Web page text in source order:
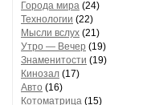
Города мира (24)
Технологии (22)
Мысли вслух (21)
Утро — Вечер (19)
Знаменитости (19)
Кинозал (17)
Авто (16)
Котоматрица (15)